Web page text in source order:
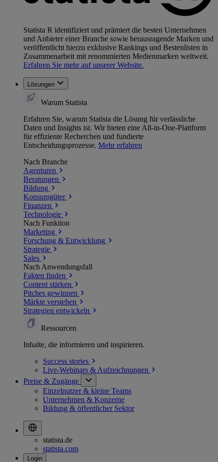
Statista R identifiziert und prämiert die besten Unternehmen
und Anbieter einer Branche sowie herausragende Marken und
veröffentlicht hierzu exklusive Rankings und Bestenlisten in
Zusammenarbeit mit renommierten Medienmarken weltweit.
Erfahren Sie mehr auf unserer Website.
Lösungen
Warum Statista
Erfahren Sie, warum Statista die Lösung für verlässliche
Daten und Insights ist. Wir bieten eine All-in-One-Plattform
für effiziente Recherchen und fundierte
Entscheidungsprozesse. Mehr erfahren
Nach Branche
Agenturen
Beratungen
Bildung
Konsumgüter
Finanzen
Technologie
Nach Funktion
Marketing
Forschung & Entwicklung
Strategie
Sales
Nach Anwendungsfall
Fakten finden
Content stärken
Pitches gewinnen
Märkte verstehen
Strategien entwickeln
Ressourcen
Inhalte, die informieren und inspirieren.
Success stories
Live-Webinars & Aufzeichnungen
Preise & Zugänge
Einzelnutzer & kleine Teams
Unternehmen & Konzerne
Bildung & öffentlicher Sektor
statista.de
statista.com